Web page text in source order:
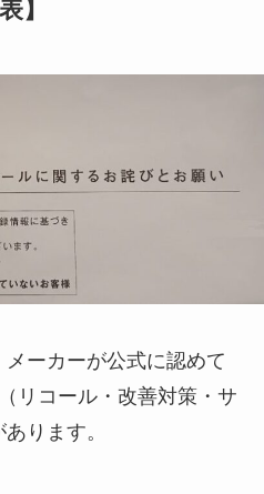
】
ーカーが公式に認めて
リコール・改善対策・サ
ります。